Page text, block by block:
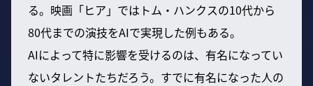
る。映画「ヒア」ではトム・ハンクスの10代から
80代までの演技をAIで実現した例もある。
AIによって特に影響を受けるのは、有名になってい
ないタレントたちだろう。すでに有名になった人の